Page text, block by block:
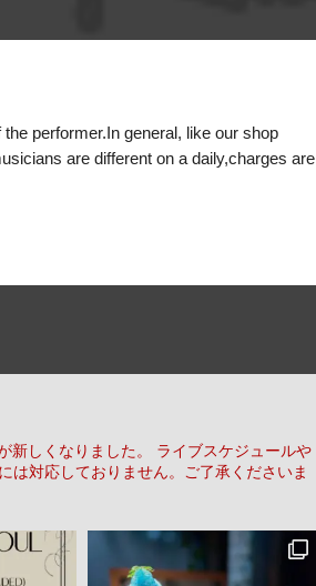
performer.In general, like our shop
are different on a daily,charges are
しくなりました。
ライブスケジュールや
は対応しておりません。ご了承くださいま